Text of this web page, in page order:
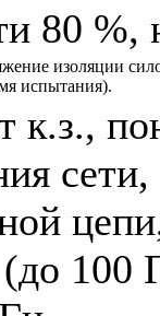
80 %,
изоляции
испытания).
к.з.,
100